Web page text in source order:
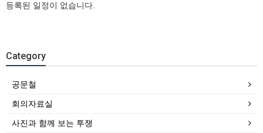
등록된 일정이 없습니다.
Category
공문철
회의자료실
사진과 함께 보는 투쟁